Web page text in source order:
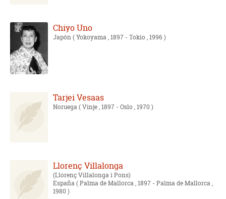
Chiyo Uno
Japón( Yokoyama , 1897 - Tokio , 1996 )
Tarjei Vesaas
Noruega( Vinje , 1897 - Oslo , 1970 )
Llorenç Villalonga
Llorenç Villalonga i Pons
España( Palma de Mallorca , 1897 - Palma de Mallorca ,
1980 )